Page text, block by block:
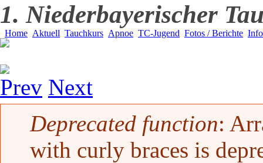
1. Niederbayerischer
Home Aktuell Tauchkurs Apnoe TC-Jugend Fotos / Berichte
Prev Next
Fehlermeldung
Deprecated function:
with curly braces is